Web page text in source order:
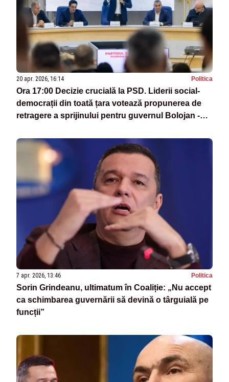
20 apr. 2026, 16:14 Politica
Ora 17:00 Decizie crucială la PSD. Liderii social-
democrații din toată țara votează propunerea de
retragere a sprijinului pentru guvernul Bolojan -
7 apr. 2026, 13:46 Politica
Sorin Grindeanu, ultimatum în Coaliție: „Nu accept
ca schimbarea guvernării să devină o târguială pe
funcții”